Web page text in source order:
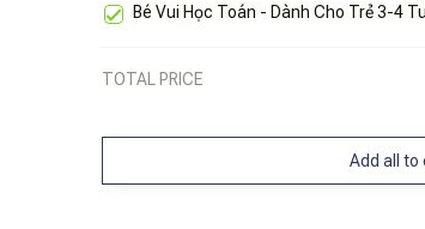
Bé Vui Học Toán - Dành Cho Trẻ 3-4
TOTAL PRICE
Add all to